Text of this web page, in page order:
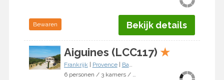
Bewaren Bekijk details
Aiguines (LCC117) ★
Frankrijk Provence| Bauduen
6 personen / 3 kamers / 2 slaapkamers